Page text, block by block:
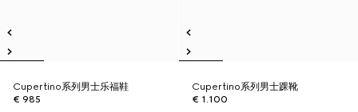
Cupertino系列男士乐福鞋
€ 985
Cupertino系列男士踝靴
€ 1.100